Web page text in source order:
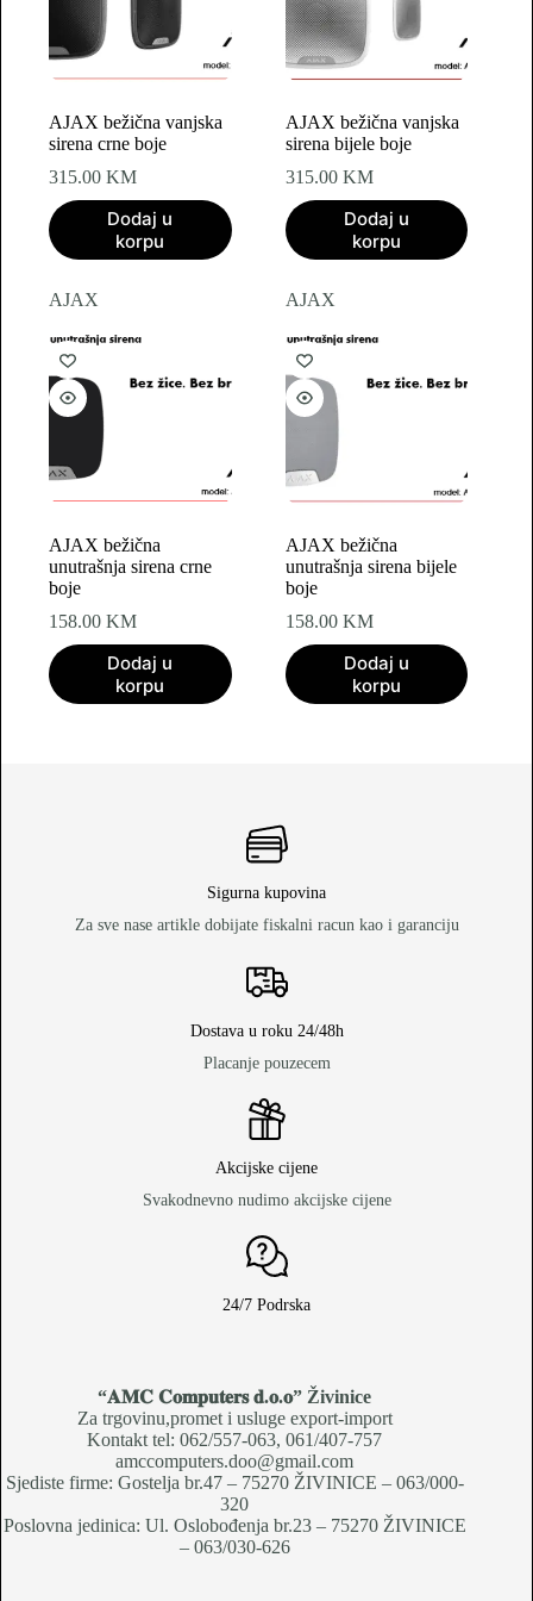
AJAX bežična vanjska
sirena crne boje
315.00 KM
Dodaj u
korpu
AJAX bežična vanjska
sirena bijele boje
315.00 KM
Dodaj u
korpu
AJAX
AJAX bežična
unutrašnja sirena crne
boje
158.00 KM
Dodaj u
korpu
AJAX
AJAX bežična
unutrašnja sirena bijele
boje
158.00 KM
Dodaj u
korpu
Sigurna kupovina
Za sve nase artikle dobijate fiskalni racun kao i garanciju
Dostava u roku 24/48h
Placanje pouzecem
Akcijske cijene
Svakodnevno nudimo akcijske cijene
24/7 Podrska
“𝐀𝐌𝐂 𝐂𝐨𝐦𝐩𝐮𝐭𝐞𝐫𝐬 𝐝.𝐨.𝐨” Živinice
Za trgovinu,promet i usluge export-import
Kontakt tel: 062/557-063, 061/407-757
amccomputers.doo@gmail.com
Sjediste firme: Gostelja br.47 – 75270 ŽIVINICE – 063/000-
320
Poslovna jedinica: Ul. Oslobođenja br.23 – 75270 ŽIVINICE
– 063/030-626